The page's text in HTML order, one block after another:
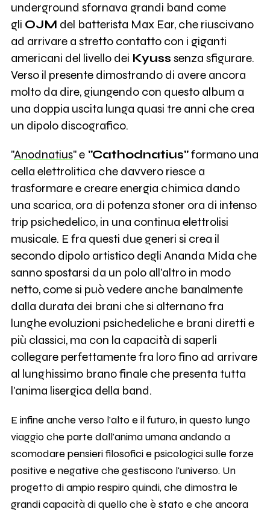
underground sfornava grandi band come
gli OJM del batterista Max Ear, che riuscivano
ad arrivare a stretto contatto con i giganti
americani del livello dei Kyuss senza sfigurare.
Verso il presente dimostrando di avere ancora
molto da dire, giungendo con questo album a
una doppia uscita lunga quasi tre anni che crea
un dipolo discografico.
"Anodnatius" e"Cathodnatius"formano una
cella elettrolitica che davvero riesce a
trasformare e creare energia chimica dando
una scarica, ora di potenza stoner ora di intenso
trip psichedelico, in una continua elettrolisi
musicale. E fra questi due generi si crea il
secondo dipolo artistico degli Ananda Mida che
sanno spostarsi da un polo all'altro in modo
netto, come si può vedere anche banalmente
dalla durata dei brani che si alternano fra
lunghe evoluzioni psichedeliche e brani diretti e
più classici, ma con la capacità di saperli
collegare perfettamente fra loro fino ad arrivare
al lunghissimo brano finale che presenta tutta
l'anima lisergica della band.
E infine anche verso l'alto e il futuro, in questo lungo
viaggio che parte dall'anima umana andando a
scomodare pensieri filosofici e psicologici sulle forze
positive e negative che gestiscono l'universo. Un
progetto di ampio respiro quindi, che dimostra le
grandi capacità di quello che è stato e che ancora